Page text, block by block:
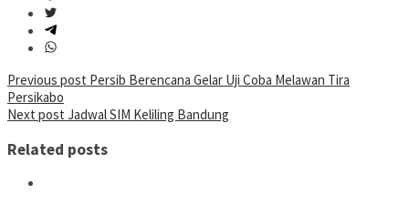
Post
navigation
Previous post Persib Berencana Gelar Uji Coba Melawan Tira
Persikabo
Next post Jadwal SIM Keliling Bandung
Related posts